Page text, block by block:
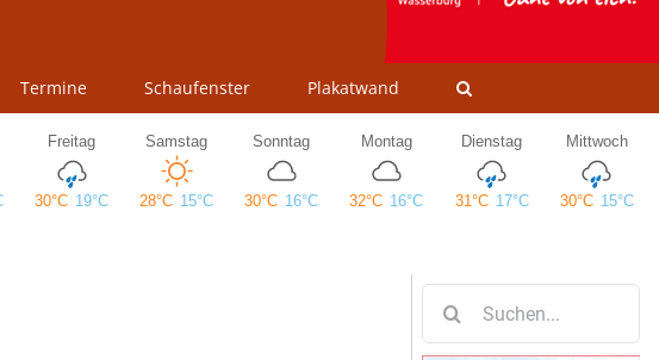
Termine Schaufenster Plakatwand
nach: